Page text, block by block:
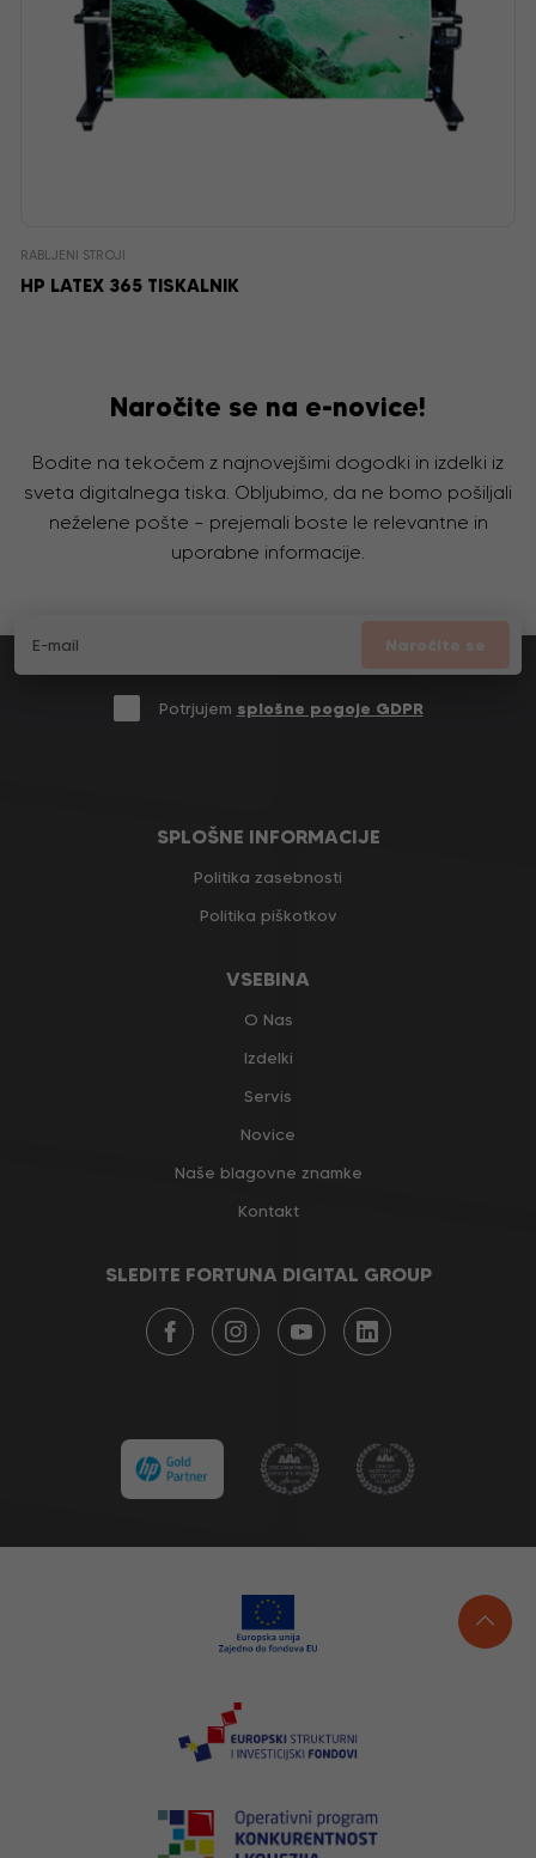
RABLJENI STROJI
HP LATEX 365 TISKALNIK
Naročite se na e-novice!
Bodite na tekočem z najnovejšimi dogodki in izdelki iz
sveta digitalnega tiska. Obljubimo, da ne bomo pošiljali
neželene pošte – prejemali boste le relevantne in
uporabne informacije.
Naročite se
Potrjujem splošne pogoje GDPR
SPLOŠNE INFORMACIJE
Politika zasebnosti
Politika piškotkov
VSEBINA
O Nas
Izdelki
Servis
Novice
Naše blagovne znamke
Kontakt
SLEDITE FORTUNA DIGITAL GROUP